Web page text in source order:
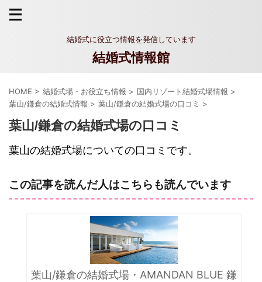
結婚式に役立つ情報を発信しています
結婚式情報館
HOME > 結婚式場・お役立ち情報 > 国内リゾート結婚式場情報 >
葉山/鎌倉の結婚式情報 > 葉山/鎌倉の結婚式場の口コミ >
葉山/鎌倉の結婚式場の口コミ
葉山の結婚式場についての口コミです。
この記事を読んだ人はこちらも読んでいます
葉山/鎌倉の結婚式場・AMANDAN BLUE 鎌